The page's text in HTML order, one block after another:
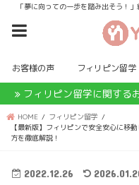
「夢に向っての一歩を踏み出そう！
お客様の声 フィリピン留学
フィリピン留学に関する
HOME
フィリピン留学
【最新版】フィリピンで安全安心に移
方を徹底解説！
2022.12.26